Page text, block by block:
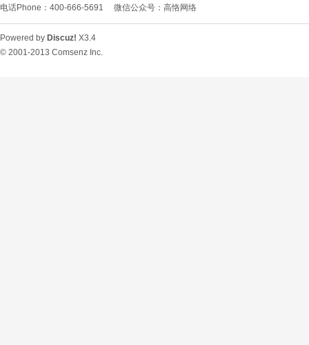
电话Phone：400-666-5691 微信公众号：高恪网络
Powered by Discuz! X3.4
© 2001-2013 Comsenz Inc.